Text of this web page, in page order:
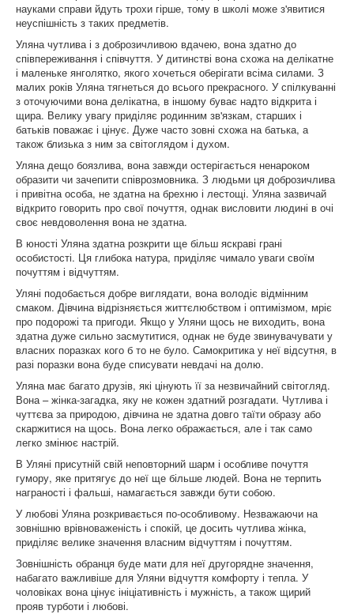
науками справи йдуть трохи гірше, тому в школі може з'явитися
неуспішність з таких предметів.
Уляна чутлива і з доброзичливою вдачею, вона здатно до
співпереживання і співчуття. У дитинстві вона схожа на делікатне
і маленьке янголятко, якого хочеться оберігати всіма силами. З
малих років Уляна тягнеться до всього прекрасного. У спілкуванні
з оточуючими вона делікатна, в іншому буває надто відкрита і
щира. Велику увагу приділяє родинним зв'язкам, старших і
батьків поважає і цінує. Дуже часто зовні схожа на батька, а
також близька з ним за світоглядом і духом.
Уляна дещо боязлива, вона завжди остерігається ненароком
образити чи зачепити співрозмовника. З людьми ця доброзичлива
і привітна особа, не здатна на брехню і лестощі. Уляна зазвичай
відкрито говорить про свої почуття, однак висловити людині в очі
своє невдоволення вона не здатна.
В юності Уляна здатна розкрити ще більш яскраві грані
особистості. Ця глибока натура, приділяє чимало уваги своїм
почуттям і відчуттям.
Уляні подобається добре виглядати, вона володіє відмінним
смаком. Дівчина відрізняється життєлюбством і оптимізмом, мріє
про подорожі та пригоди. Якщо у Уляни щось не виходить, вона
здатна дуже сильно засмутитися, однак не буде звинувачувати у
власних поразках кого б то не було. Самокритика у неї відсутня, в
разі поразки вона буде списувати невдачі на долю.
Уляна має багато друзів, які цінують її за незвичайний світогляд.
Вона – жінка-загадка, яку не кожен здатний розгадати. Чутлива і
чуттєва за природою, дівчина не здатна довго таїти образу або
скаржитися на щось. Вона легко ображається, але і так само
легко змінює настрій.
В Уляні присутній свій неповторний шарм і особливе почуття
гумору, яке притягує до неї ще більше людей. Вона не терпить
награності і фальші, намагається завжди бути собою.
У любові Уляна розкривається по-особливому. Незважаючи на
зовнішню врівноваженість і спокій, це досить чутлива жінка,
приділяє велике значення власним відчуттям і почуттям.
Зовнішність обранця буде мати для неї другорядне значення,
набагато важливіше для Уляни відчуття комфорту і тепла. У
чоловіках вона цінує ініціативність і мужність, а також щирий
прояв турботи і любові.